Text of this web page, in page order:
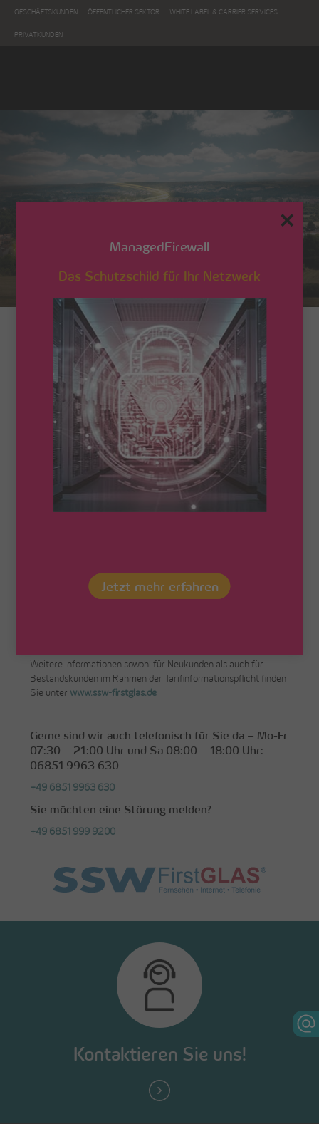
GESCHÄFTSKUNDEN ÖFFENTLICHER SEKTOR WHITE LABEL & CARRIER SERVICES
PRIVATKUNDEN
SSW FirstGlas
SSWFirstG LAS– WIR
MACHEN SIE GIGABIT-READY!
Willkommen bei SSW FirstGLAS, Ihrem regionalen
Dienstleister für moderne Kommunikation! Wir machen Sie
gigabit-ready und bringen Sie mit unserer innovativen
Technologie voran. schlau.com ist ein gemeinsames Projekt der
VSE NET GmbH und der Stadtwerke St. Wendel. Gemeinsam
haben wir ein alternatives, günstiges und qualitativ
hochwertiges Telekommunikationsangebot entwickelt.
eigenen Glasfaser-Netzes.
Und das Beste: Auf Wunsch und je nach Verfügbarkeit bieten
Weitere Informationen sowohl für Neukunden als auch für
Bestandskunden im Rahmen der Tarifinformationspflicht finden
Sie unter www.ssw-firstglas.de
Gerne sind wir auch telefonisch für Sie da – Mo-Fr
07:30 – 21:00 Uhr und Sa 08:00 – 18:00 Uhr:
06851 9963 630
+49 6851 9963 630
Sie möchten eine Störung melden?
+49 6851 999 9200
Kontaktieren Sie uns!
✕
ManagedFirewall
Das Schutzschild für Ihr Netzwerk
Jetzt mehr erfahren